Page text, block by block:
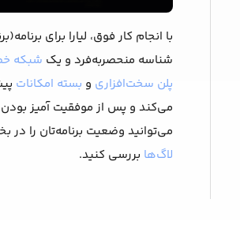
با انجام کار فوق، لیارا برای
شناسه منحصربه‌فرد و یک شبکه
پلن سخت‌افزاری و بسته امکانات
می‌کند و پس از موفقیت آمیز بودن
می‌توانید وضعیت برنامه‌تان را در
لاگ‌ها بررسی کنید.